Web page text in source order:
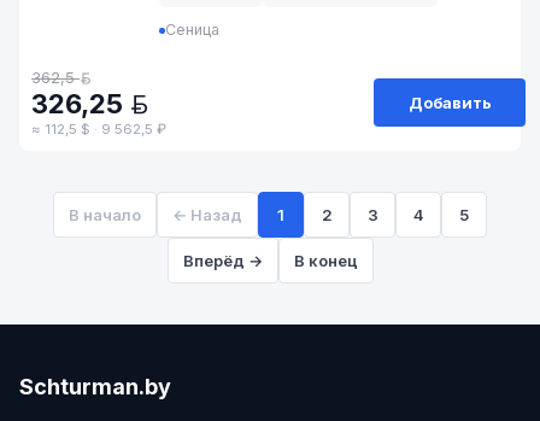
Сеница
362,5
326,25
≈ 112,5 $ · 9 562,5 ₽
Добавить
В начало ← Назад 1 2 3 4 5
Вперёд → В конец
Schturman.by